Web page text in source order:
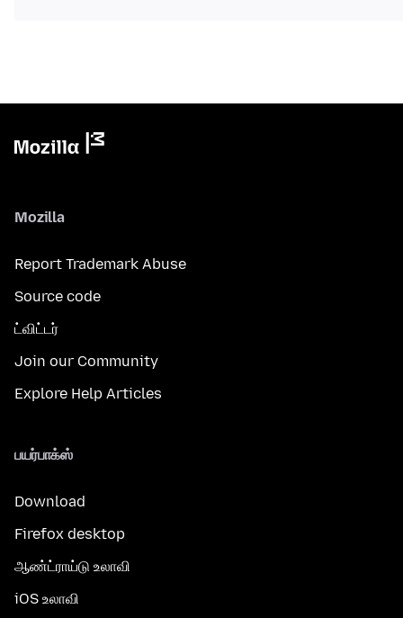
Mozilla
Report Trademark Abuse
Source code
ட்விட்டர்
Join our Community
Explore Help Articles
பயர்பாக்ஸ்
Download
Firefox desktop
ஆண்ட்ராய்டு உலாவி
iOS உலாவி